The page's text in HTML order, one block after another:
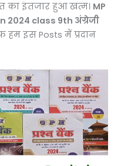
का इंतजार हुआ खत्म। MP
2024 class 9th अंग्रेजी
हम इस Posts में प्रदान